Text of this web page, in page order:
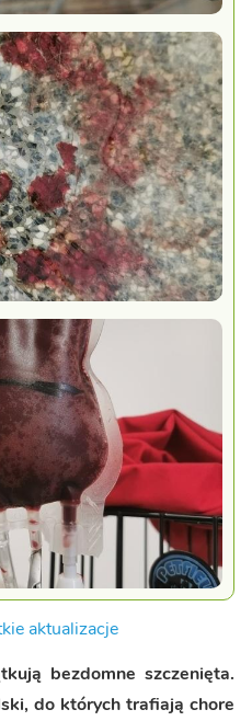
aktualizacje
bezdomne szczenięta.
do których trafiają chore